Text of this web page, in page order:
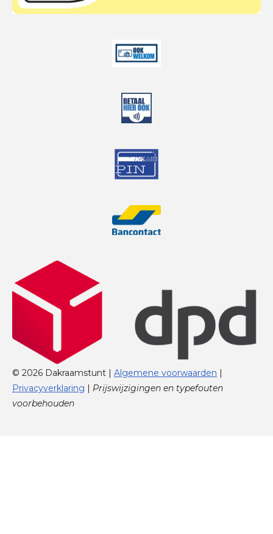
© 2026 Dakraamstunt | Algemene voorwaarden |
Privacyverklaring | Prijswijzigingen en typefouten
voorbehouden